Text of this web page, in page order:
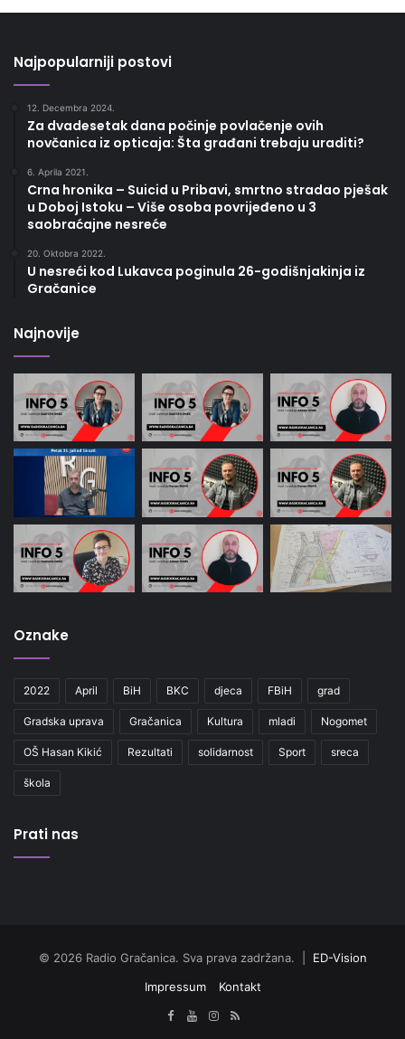
Najpopularniji postovi
12. Decembra 2024.
Za dvadesetak dana počinje povlačenje ovih
novčanica iz opticaja: Šta građani trebaju uraditi?
6. Aprila 2021.
Crna hronika – Suicid u Pribavi, smrtno stradao pješak
u Doboj Istoku – Više osoba povrijeđeno u 3
saobraćajne nesreće
20. Oktobra 2022.
U nesreći kod Lukavca poginula 26-godišnjakinja iz
Gračanice
Najnovije
Oznake
2022 April BiH BKC djeca FBiH grad
Gradska uprava Gračanica Kultura mladi Nogomet
OŠ Hasan Kikić Rezultati solidarnost Sport sreca
škola
Prati nas
© 2026 Radio Gračanica. Sva prava zadržana. | ED-Vision
Impressum
Kontakt